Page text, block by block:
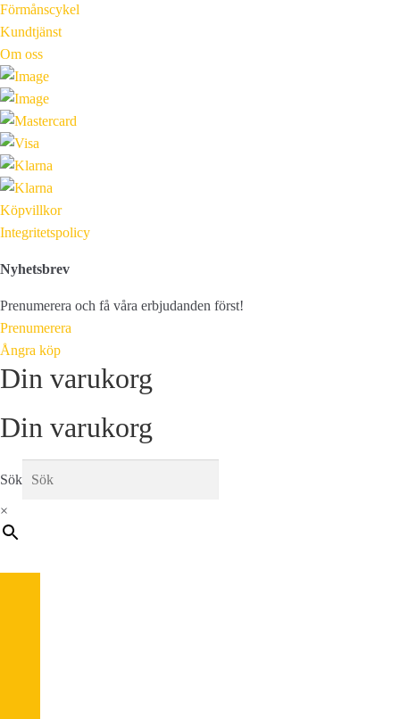
Förmånscykel
Kundtjänst
Om oss
Köpvillkor
Integritetspolicy
Nyhetsbrev
Prenumerera och få våra erbjudanden först!
Prenumerera
Ångra köp
Din varukorg
Din varukorg
Sök
×